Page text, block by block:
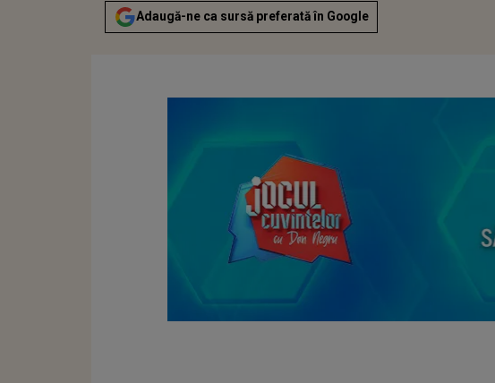
Adaugă-ne ca sursă preferată în Google